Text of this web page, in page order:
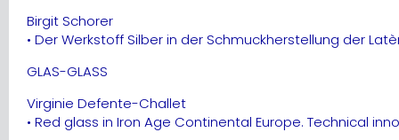
Birgit Schorer
• Der Werkstoff Silber in der Schmuckherstellung der
GLAS-GLASS
Virginie Defente-Challet
• Red glass in Iron Age Continental Europe. Technical